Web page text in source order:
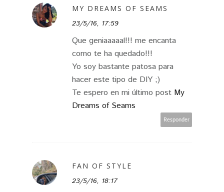
MY DREAMS OF SEAMS
23/5/16, 17:59
Que geniaaaaal!!! me encanta
como te ha quedado!!!
Yo soy bastante patosa para
hacer este tipo de DIY ;)
Te espero en mi último post My
Dreams of Seams
Responder
FAN OF STYLE
23/5/16, 18:17